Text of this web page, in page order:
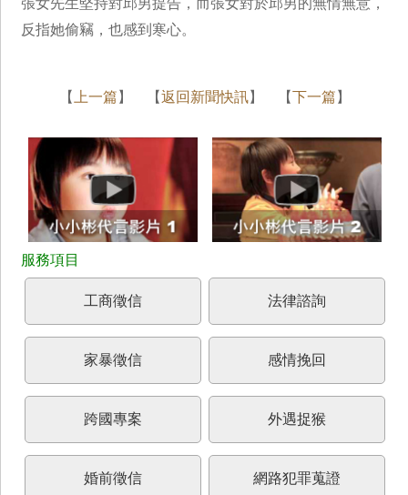
張女先生堅持對邱男提告，而張女對於邱男的無情無意，
反指她偷竊，也感到寒心。
【 上一篇 】 【返回新聞快訊】 【下一篇 】
工商徵信 法律諮詢
家暴徵信 感情挽回
跨國專案 外遇捉猴
婚前徵信 網路犯罪蒐證